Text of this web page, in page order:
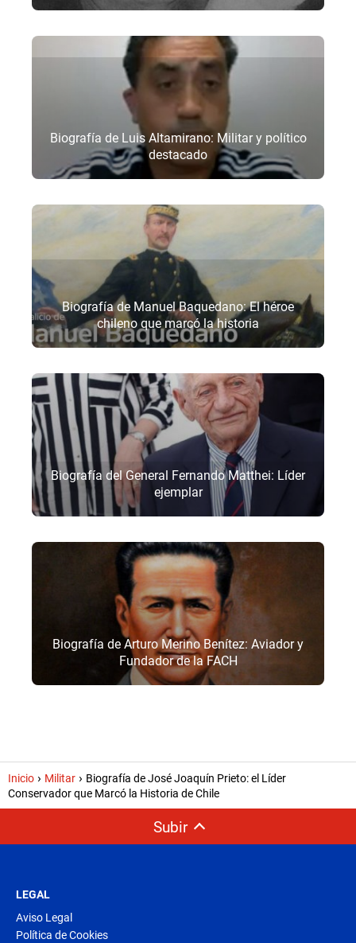
Biografía de Luis Altamirano: Militar y político
destacado
Biografía de Manuel Baquedano: El héroe
chileno que marcó la historia
Biografía del General Fernando Matthei: Líder
ejemplar
Biografía de Arturo Merino Benítez: Aviador y
Fundador de la FACH
Inicio Militar
Biografía de José Joaquín Prieto: el Líder
Conservador que Marcó la Historia de Chile
Subir
LEGAL
Aviso Legal
Política de Cookies